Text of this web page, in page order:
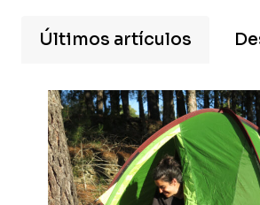
Últimos artículos